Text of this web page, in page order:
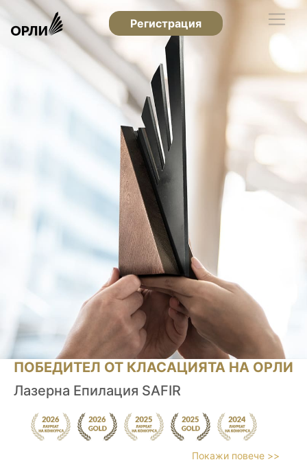
Регистрация
ПОБЕДИТЕЛ ОТ КЛАСАЦИЯТА НА ОРЛИ
Лазерна Епилация SAFIR
Покажи повече >>